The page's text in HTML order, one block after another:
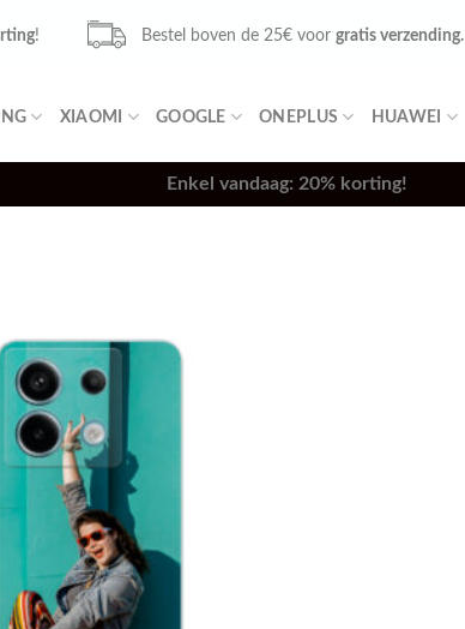
! Bestel boven de 25€ voor gratis verzending.
XIAOMI GOOGLE ONEPLUS HUAWEI
Enkel vandaag: 20% korting!